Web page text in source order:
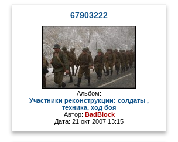
67903222
Альбом:
Участники реконструкции: солдаты ,
техника, ход боя
Автор: BadBlock
Дата: 21 окт 2007 13:15